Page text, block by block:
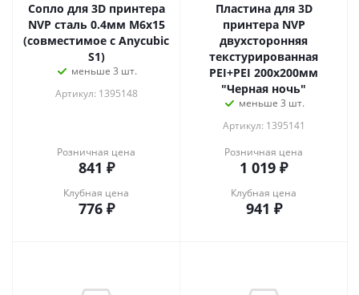
Сопло для 3D принтера
NVP сталь 0.4мм M6x15
(совместимое с Anycubic
S1)
меньше 3 шт.
Артикул: 1395148
Розничная цена
841 ₽
Клубная цена
776₽
Пластина для 3D
принтера NVP
двухсторонняя
текстурированная
PEI+PEI 200х200мм
"Черная ночь"
меньше 3 шт.
Артикул: 1395141
Розничная цена
1 019 ₽
Клубная цена
941 ₽